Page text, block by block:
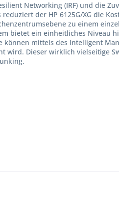
Networking (IRF) und die
der HP 6125G/XG die
zu einem
bietet ein einheitliches Niveau
können mittels des Intelligent
wird. Dieser wirklich vielseitige